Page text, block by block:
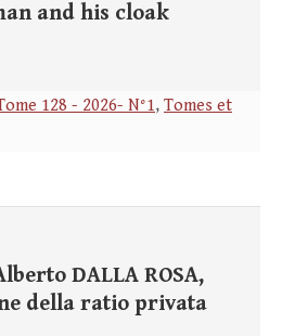
and his cloak
128 - 2026- N°1, Tomes et
DALLA ROSA,
della ratio privata